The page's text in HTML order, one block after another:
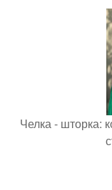
Челка - шторка: